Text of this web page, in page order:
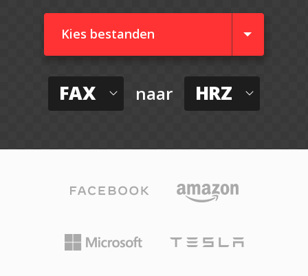
Kies bestanden
FAX naar HRZ